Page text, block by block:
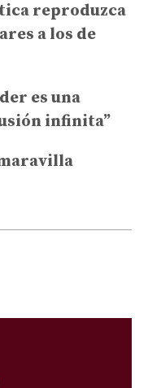
reproduzca
a los de
es una
infinita”